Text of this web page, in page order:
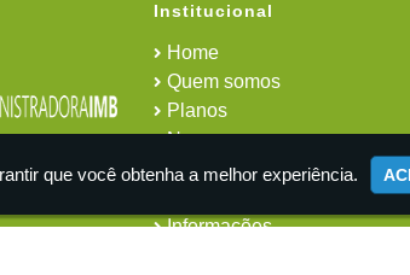
Institucional
Home
Quem somos
Planos
News
Área do cliente
Informações
que você obtenha a melhor experiência.